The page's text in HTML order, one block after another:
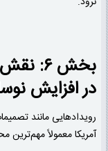
بخش ۶:
در افزایش
آمریکا معمولاً مهم‌ترین